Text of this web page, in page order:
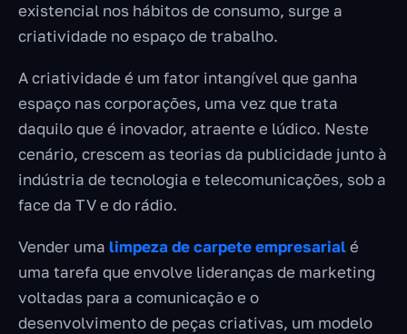
existencial nos hábitos de consumo, surge a
criatividade no espaço de trabalho.
A criatividade é um fator intangível que ganha
espaço nas corporações, uma vez que trata
daquilo que é inovador, atraente e lúdico. Neste
cenário, crescem as teorias da publicidade junto à
indústria de tecnologia e telecomunicações, sob a
face da TV e do rádio.
Vender uma limpeza de carpete empresarialé
uma tarefa que envolve lideranças de marketing
voltadas para a comunicação e o
desenvolvimento de peças criativas, um modelo